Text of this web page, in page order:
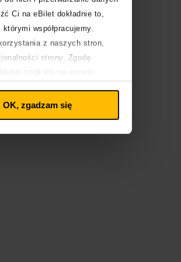
Ci na eBilet dokładnie to,
współpracujemy.
z naszych stron,
strony. Zgodę
cookies
OK, zgadzam się